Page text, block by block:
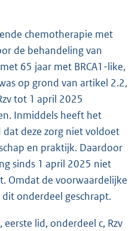
chemotherapie met
de behandeling van
65 jaar met BRCA1-like,
op grond van artikel 2.2,
tot 1 april 2025
Inmiddels heeft het
deze zorg niet voldoet
en praktijk. Daardoor
sinds 1 april 2025 niet
Omdat de voorwaardelijke
onderdeel geschrapt.
lid, onderdeel c, Rzv